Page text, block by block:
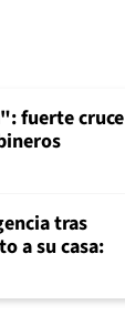
fuerte cruce
tras
a su casa: